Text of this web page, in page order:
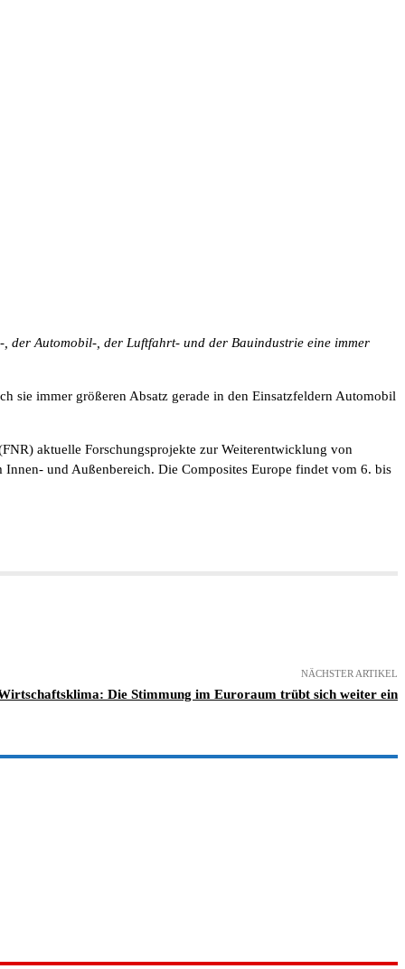
der Automobil-, der Luftfahrt- und der Bauindustrie eine immer
sie immer größeren Absatz gerade in den Einsatzfeldern Automobil
aktuelle Forschungsprojekte zur Weiterentwicklung von
und Außenbereich. Die Composites Europe findet vom 6. bis
NÄCHSTER ARTIKEL
Die Stimmung im Euroraum trübt sich weiter ein